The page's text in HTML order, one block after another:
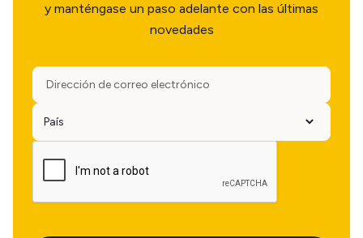
y manténgase un paso adelante con las últimas
novedades